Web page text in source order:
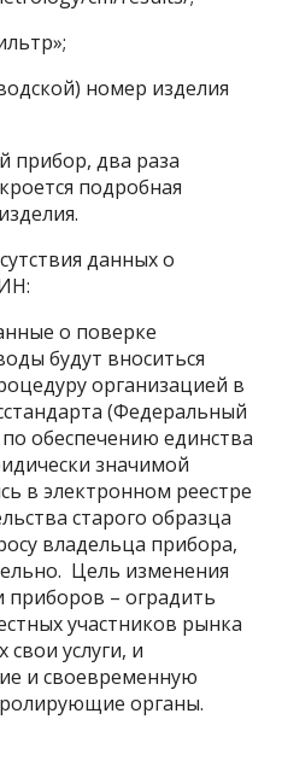
номер изделия
прибор, два раза
подробная
данных о
о поверке
будут вноситься
организацией в
(Федеральный
обеспечению единства
значимой
в электронном реестре
старого образца
владельца прибора,
Цель изменения
приборов – оградить
участников рынка
услуги, и
и своевременную
органы.